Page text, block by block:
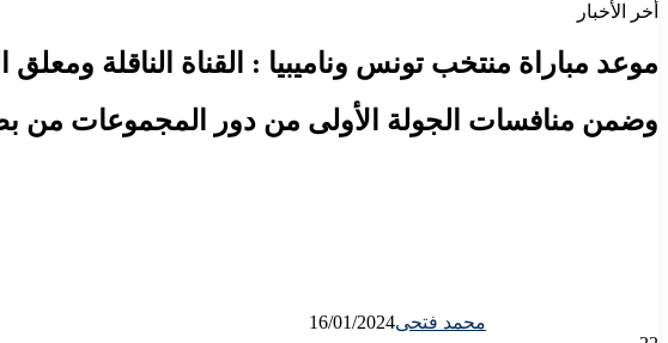
أخر الأخبار
موعد مباراة منتخب تونس وناميبيا : القناة الناقلة ومعلق
وضمن منافسات الجولة الأولى من دور المجموعات من
محمد فتحى16/01/2024